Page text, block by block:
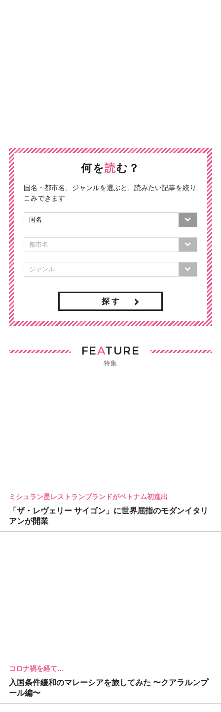
何を読む？
国名・都市名、ジャンルを選ぶと、読みたい記事を絞り
こみできます
探 す
FEATURE
特集
ミシュラン星レストランブランドがベトナム初進出
「ザ・レヴェリー サイゴン」に世界屈指のモダンイタリ
アンが開業
コロナ禍を経て…
入国条件緩和のマレーシアを旅してみた 〜クアラルンプ
ール編〜